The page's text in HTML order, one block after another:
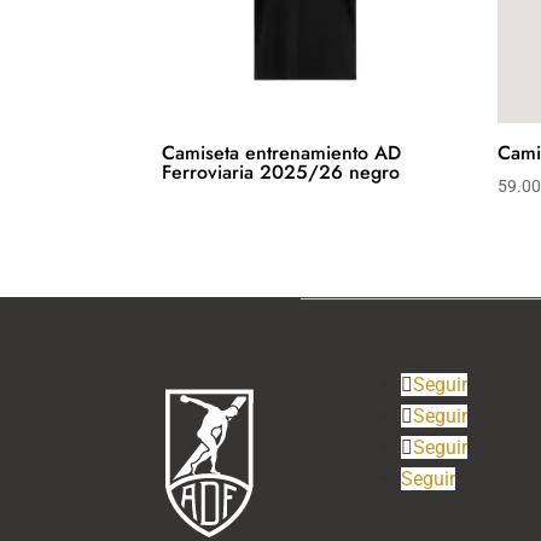
Camiseta entrenamiento AD
Ferroviaria 2025/26 negro 59.00
Seguir
Seguir
Seguir
Seguir